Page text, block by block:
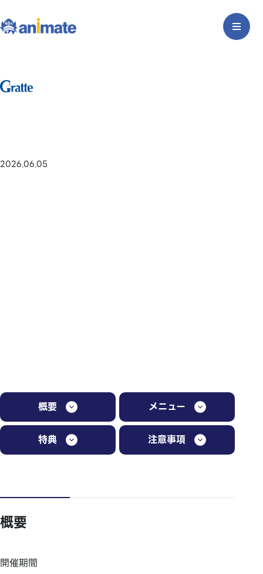
2026.06.05
概要 メニュー
特典 注意事項
概要
開催期間